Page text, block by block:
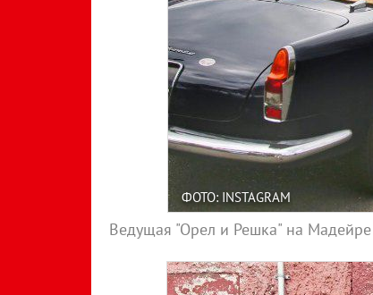
ФОТО: INSTAGRAM
Ведущая "Орел и Решка" на Мадейре